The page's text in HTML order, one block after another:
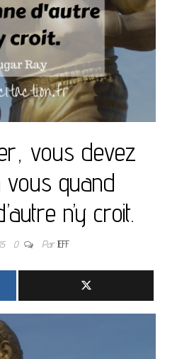
vous devez
vous quand
n’y croit.
0 ParJEFF